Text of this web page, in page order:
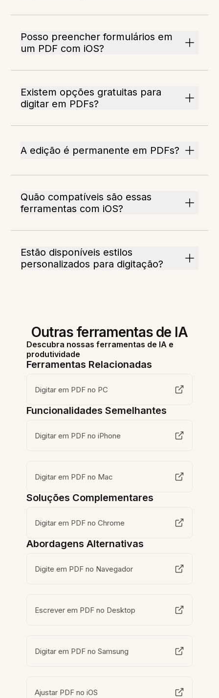
Posso preencher formulários em
um PDF com iOS?
Existem opções gratuitas para
digitar em PDFs?
A edição é permanente em PDFs?
Quão compatíveis são essas
ferramentas com iOS?
Estão disponíveis estilos
personalizados para digitação?
Outras ferramentas de IA
Descubra nossas ferramentas de IA e
produtividade
Ferramentas Relacionadas
Digitar em PDF no PC
Funcionalidades Semelhantes
Digitar em PDF no iPhone
Digitar em PDF no Mac
Soluções Complementares
Digitar em PDF no Chrome
Abordagens Alternativas
Digite em PDF no Navegador
Escrever em PDF no Desktop
Digitar em PDF no Samsung
Ajustar PDF no iOS